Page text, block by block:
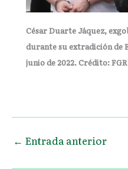
César Duarte Jáquez,
durante su extradición de
junio de 2022. Crédito: FGR
← Entrada anterior